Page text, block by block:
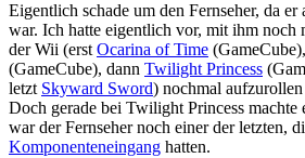
Eigentlich schade um den Fernseher, da er
war. Ich hatte eigentlich vor, mit ihm noch
der Wii (erst Ocarina of Time
(GameCube), dann Twilight Princess
letzt Skyward Sword) nochmal
Doch gerade bei Twilight Princess machte
war der Fernseher noch einer der letzten,
Komponenteneingang hatten.